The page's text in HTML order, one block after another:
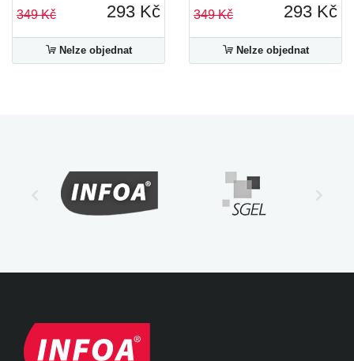
349 Kč 293 Kč
Nelze objednat
349 Kč 293 Kč
Nelze objednat